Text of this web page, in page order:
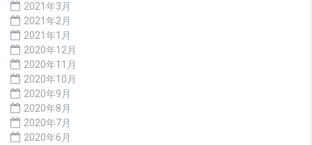
2021年3月
2021年2月
2021年1月
2020年12月
2020年11月
2020年10月
2020年9月
2020年8月
2020年7月
2020年6月